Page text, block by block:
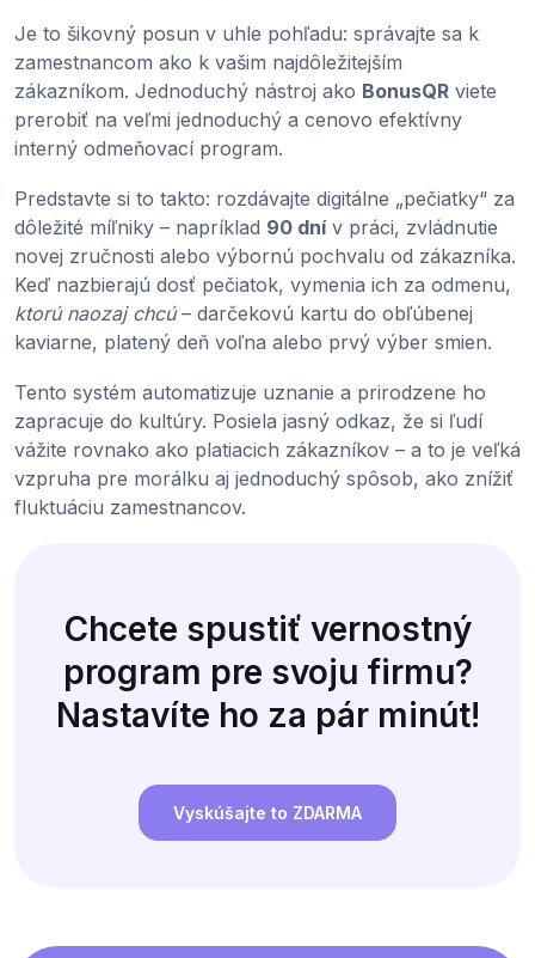
Je to šikovný posun v uhle pohľadu: správajte sa k
zamestnancom ako k vašim najdôležitejším
zákazníkom. Jednoduchý nástroj ako BonusQR viete
prerobiť na veľmi jednoduchý a cenovo efektívny
interný odmeňovací program.
Predstavte si to takto: rozdávajte digitálne „pečiatky“ za
dôležité míľniky – napríklad 90 dnív práci, zvládnutie
novej zručnosti alebo výbornú pochvalu od zákazníka.
Keď nazbierajú dosť pečiatok, vymenia ich za odmenu,
ktorú naozaj chcú– darčekovú kartu do obľúbenej
kaviarne, platený deň voľna alebo prvý výber smien.
Tento systém automatizuje uznanie a prirodzene ho
zapracuje do kultúry. Posiela jasný odkaz, že si ľudí
vážite rovnako ako platiacich zákazníkov – a to je veľká
vzpruha pre morálku aj jednoduchý spôsob, ako znížiť
fluktuáciu zamestnancov.
Chcete spustiť vernostný
program pre svoju firmu?
Nastavíte ho za pár minút!
Vyskúšajte to ZDARMA